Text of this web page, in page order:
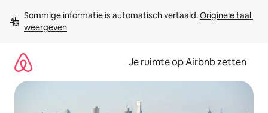
direct
naar
Sommige informatie is automatisch vertaald. Originele taal
weergeven
Je ruimte op Airbnb zetten